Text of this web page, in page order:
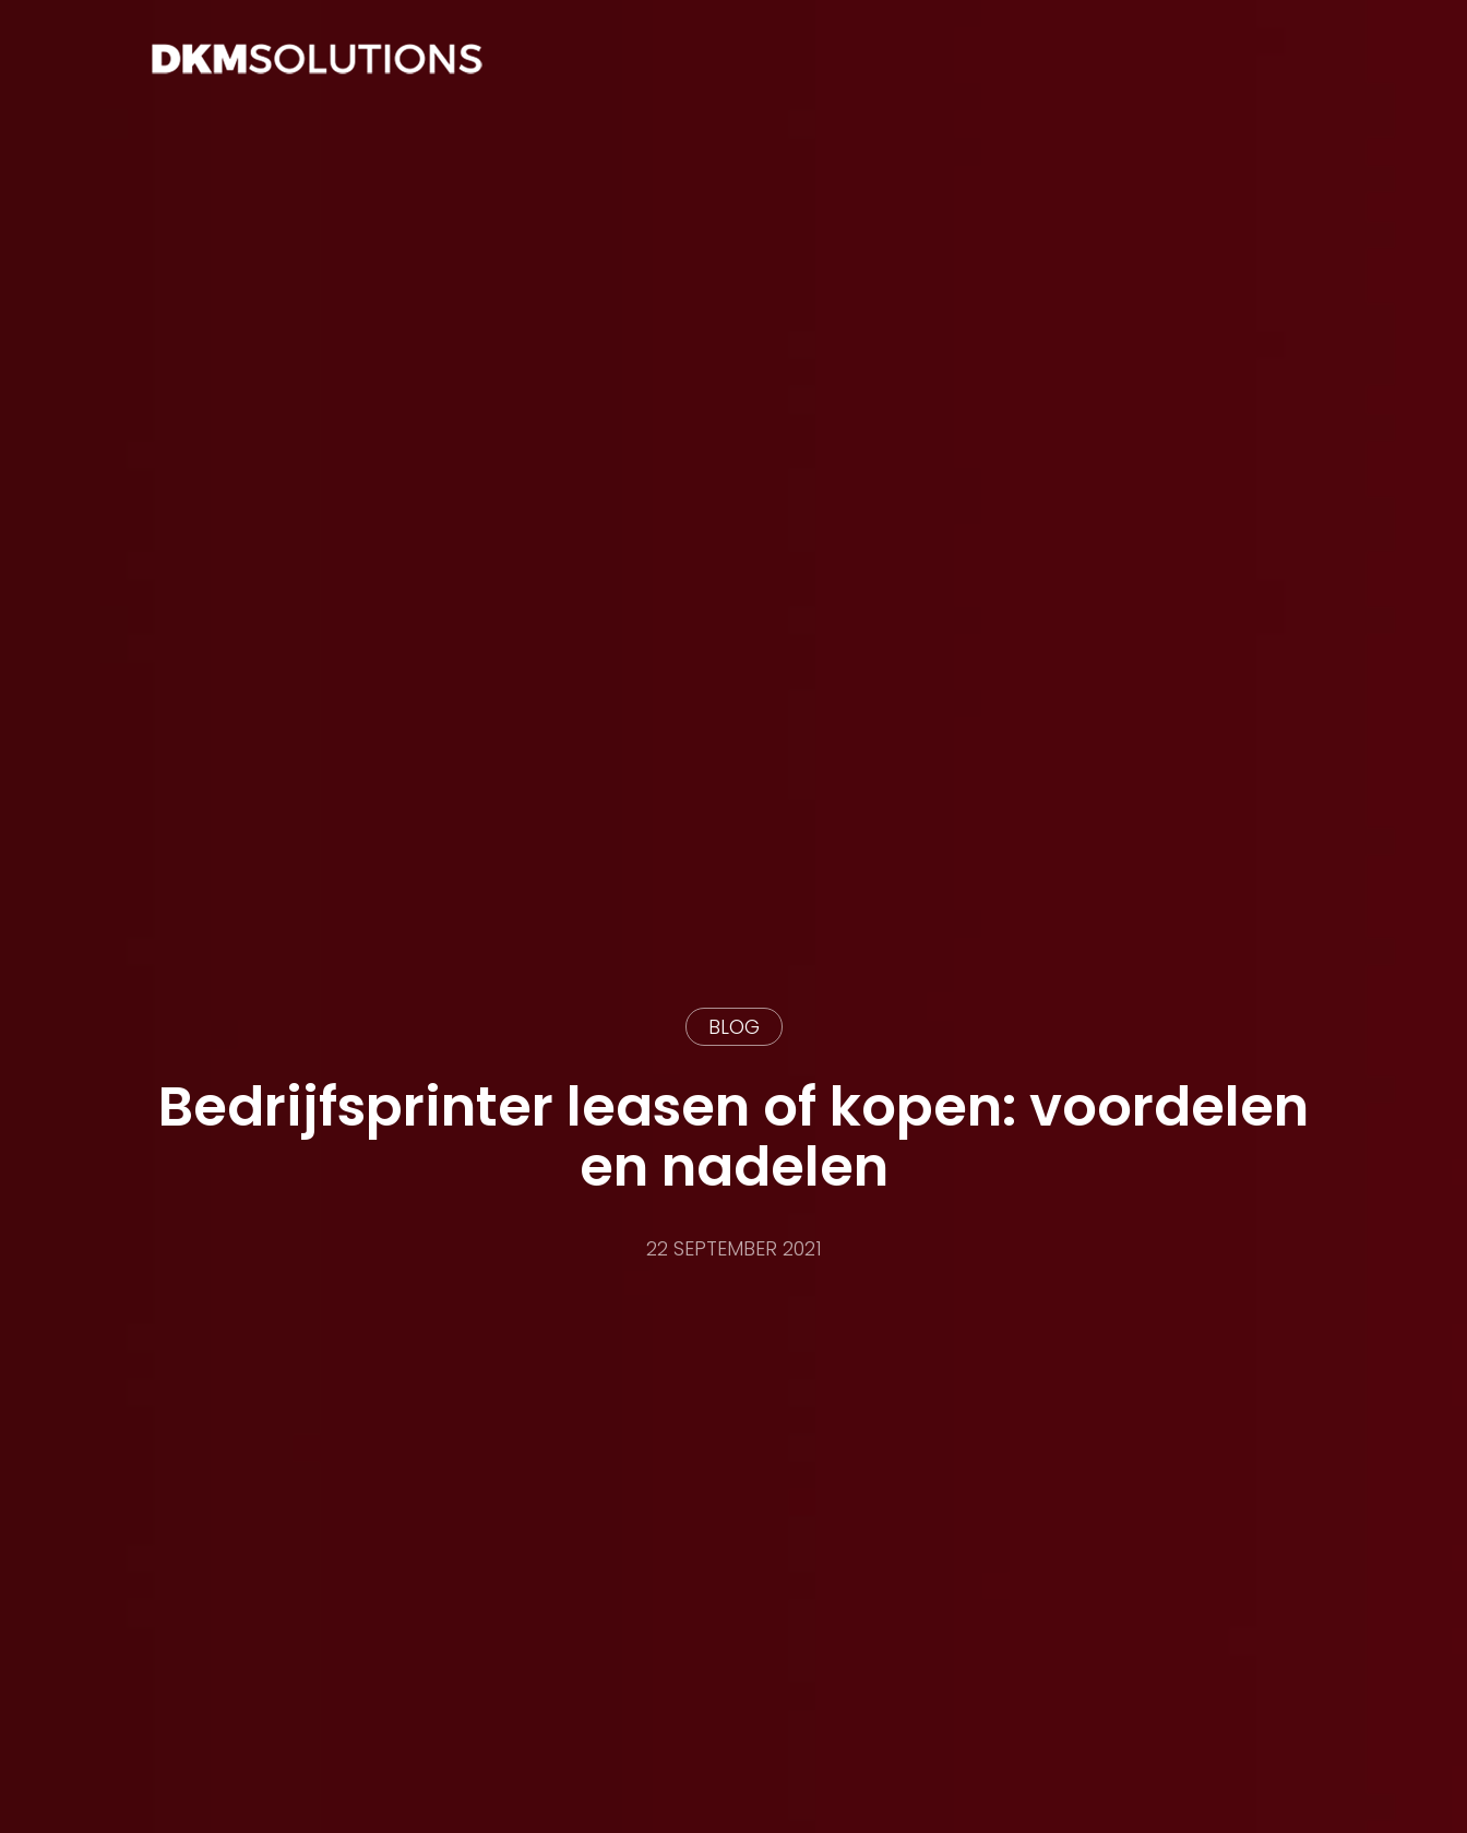
BLOG
Bedrijfsprinter leasen of kopen: voordelen
en nadelen
22 SEPTEMBER 2021